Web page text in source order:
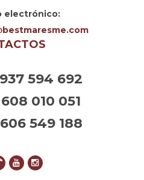
electrónico:
bestmaresme.com
594 692
010 051
549 188